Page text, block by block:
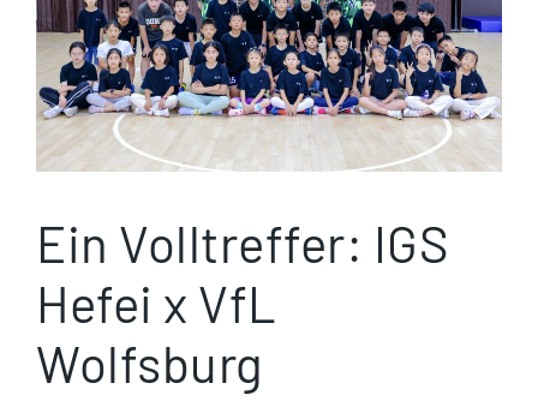
Ein Volltreffer: IGS
Hefei x VfL
Wolfsburg